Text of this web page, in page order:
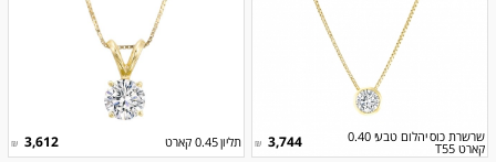
שרשרת כוס יהלום טבעי 0.40
קארט T55
3,744
₪ תליון 0.45 קארט 3,612
₪